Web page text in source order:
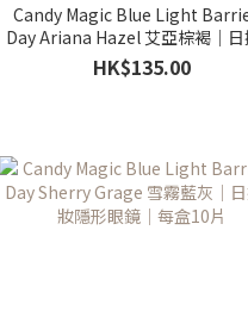
Candy Magic Blue Light
Day Ariana Hazel 艾亞棕褐｜日
妝隱形眼鏡｜每盒10片
HK$135.00